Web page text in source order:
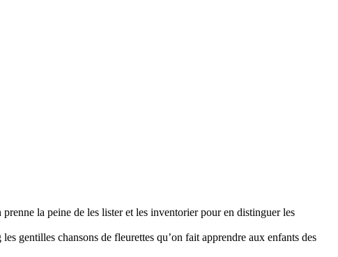
la peine de les lister et les inventorier pour en distinguer les
gentilles chansons de fleurettes qu’on fait apprendre aux enfants des